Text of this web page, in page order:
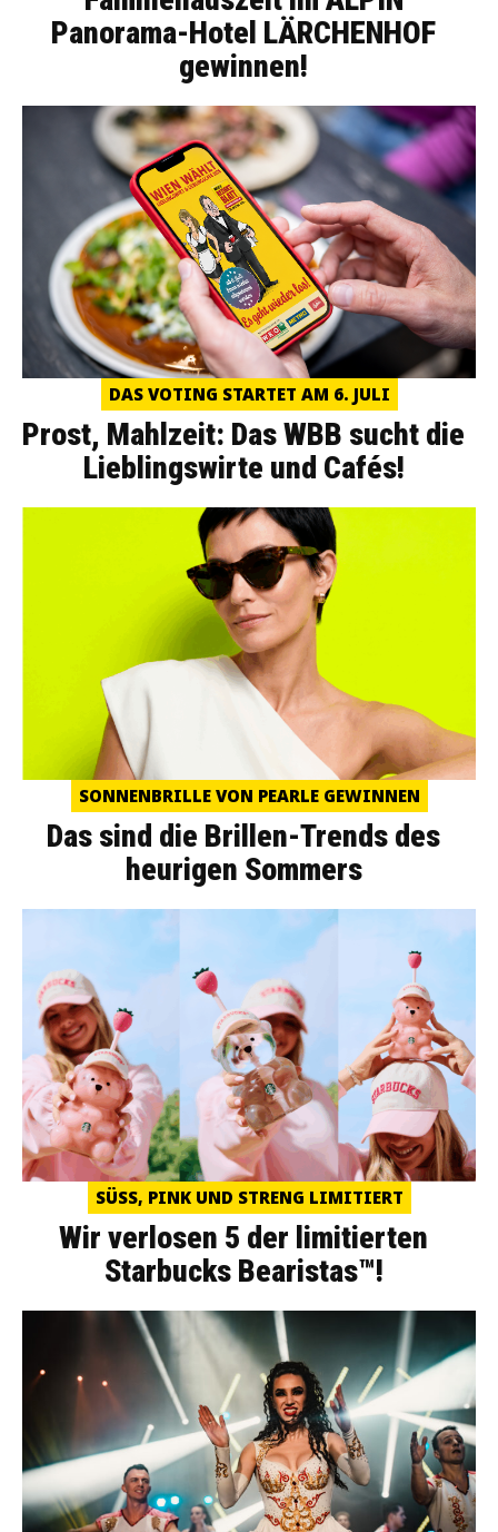
Panorama-Hotel LÄRCHENHOF
gewinnen!
DAS VOTING STARTET AM 6. JULI
Prost, Mahlzeit: Das WBB sucht die
Lieblingswirte und Cafés!
SONNENBRILLE VON PEARLE GEWINNEN
Das sind die Brillen-Trends des
heurigen Sommers
SÜSS, PINK UND STRENG LIMITIERT
Wir verlosen 5 der limitierten
Starbucks Bearistas™!